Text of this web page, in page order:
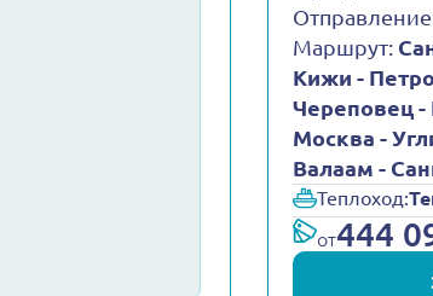
Маршрут:
Кижи -
Череповец
Москва -
Валаам -
Теплоход:
от444